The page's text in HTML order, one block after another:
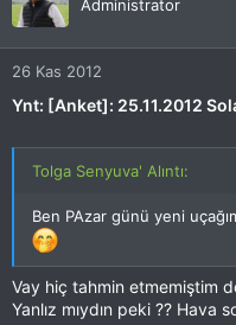
Administrator
26 Kas 2012
Ynt: [Anket]: 25.11.2012
Tolga Senyuva' Alıntı:
Ben PAzar günü yeni
Vay hiç tahmin etmemiştim
Yanlız mıydın peki ?? Hava